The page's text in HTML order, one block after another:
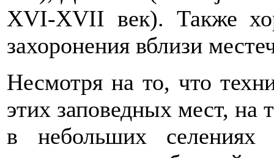
XVI-XVII век). Также
захоронения вблизи
Несмотря на то, что
этих заповедных мест, на
в небольших